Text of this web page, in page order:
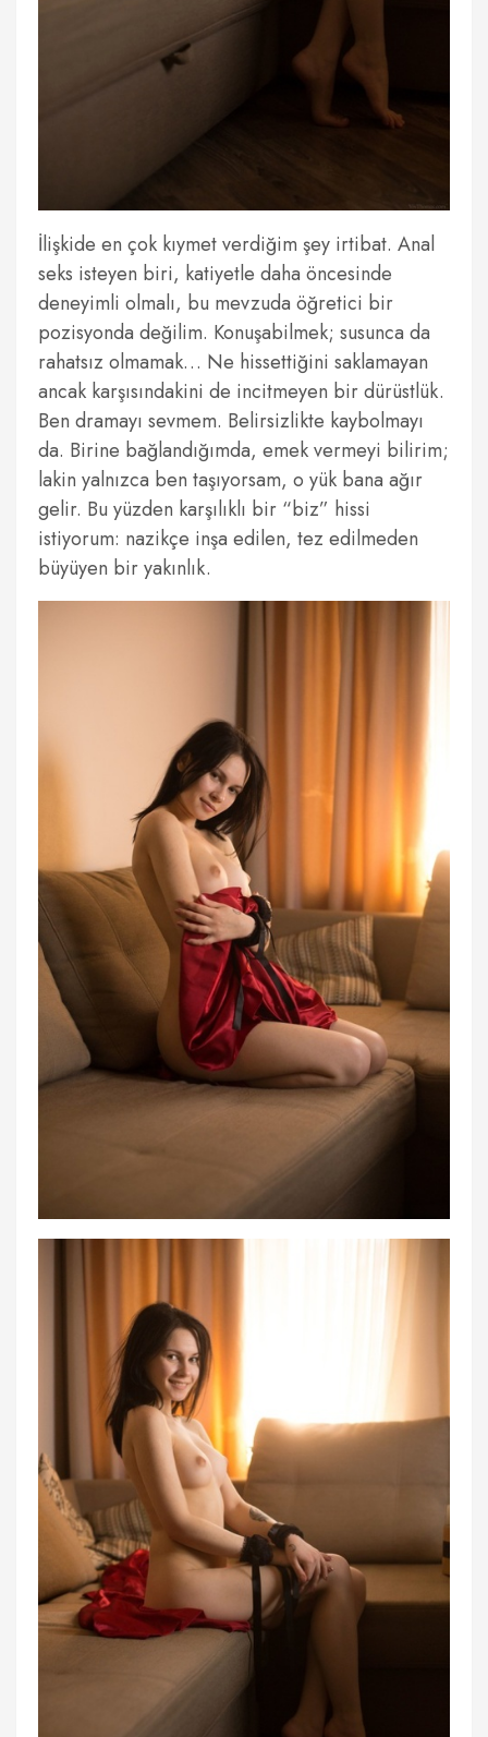
İlişkide en çok kıymet verdiğim şey irtibat. Anal
seks isteyen biri, katiyetle daha öncesinde
deneyimli olmalı, bu mevzuda öğretici bir
pozisyonda değilim. Konuşabilmek; susunca da
rahatsız olmamak… Ne hissettiğini saklamayan
ancak karşısındakini de incitmeyen bir dürüstlük.
Ben dramayı sevmem. Belirsizlikte kaybolmayı
da. Birine bağlandığımda, emek vermeyi bilirim;
lakin yalnızca ben taşıyorsam, o yük bana ağır
gelir. Bu yüzden karşılıklı bir “biz” hissi
istiyorum: nazikçe inşa edilen, tez edilmeden
büyüyen bir yakınlık.